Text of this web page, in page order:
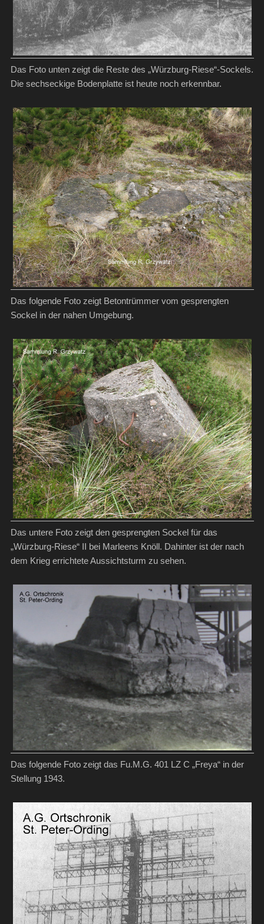
Das Foto unten zeigt die Reste des „Würzburg-Riese“-Sockels.
Die sechseckige Bodenplatte ist heute noch erkennbar.
Das folgende Foto zeigt Betontrümmer vom gesprengten
Sockel in der nahen Umgebung.
Das untere Foto zeigt den gesprengten Sockel für das
„Würzburg-Riese“ II bei Marleens Knöll. Dahinter ist der nach
dem Krieg errichtete Aussichtsturm zu sehen.
Das folgende Foto zeigt das Fu.M.G. 401 LZ C „Freya“ in der
Stellung 1943.